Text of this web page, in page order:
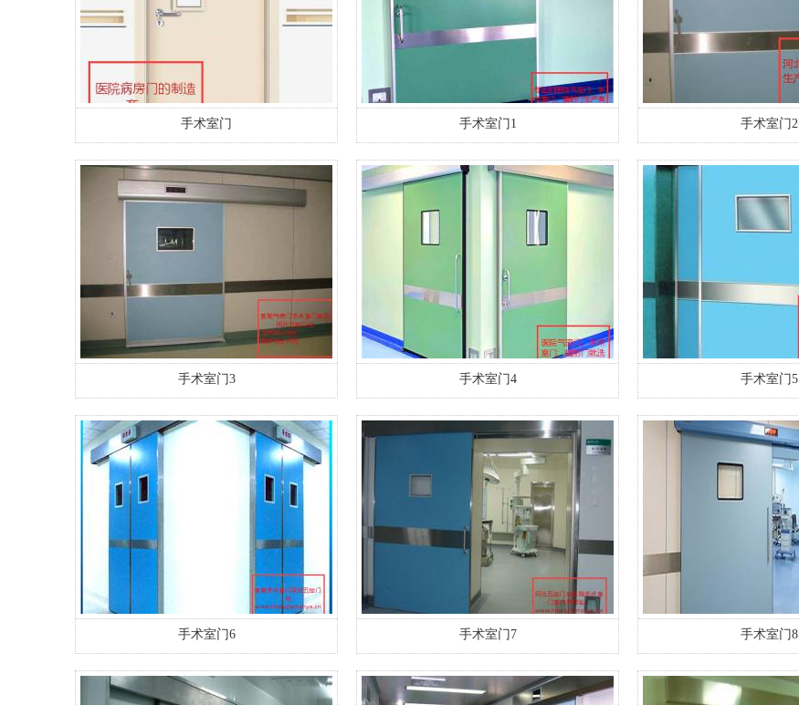
手术室门 手术室门1 手术室门2
手术室门3 手术室门4 手术室门5
手术室门6 手术室门7 手术室门8